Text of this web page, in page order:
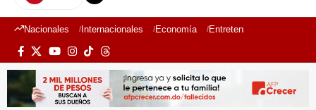
Nacionales Internacionales Economía Entretenimiento